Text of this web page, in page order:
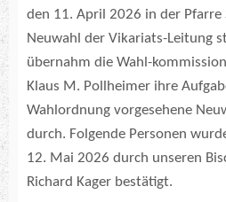
den 11. April 2026 in der Pfarre
Neuwahl der Vikariats-Leitung
übernahm die Wahl-
Klaus M. Pollheimer ihre
Wahlordnung vorgesehene
durch. Folgende Personen
12. Mai 2026 durch unseren
Richard Kager bestätigt.